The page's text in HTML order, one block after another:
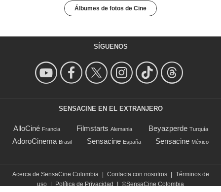
Álbumes de fotos de Cine
SÍGUENOS
SENSACINE EN EL EXTRANJERO
AlloCiné Francia Filmstarts Alemania Beyazperde Turquía
AdoroCinema Brasil Sensacine España Sensacine México
Acerca de SensaCine Colombia Contacta con nosotros
Términos de
uso
Política de Privacidad ©SensaCine Colombia